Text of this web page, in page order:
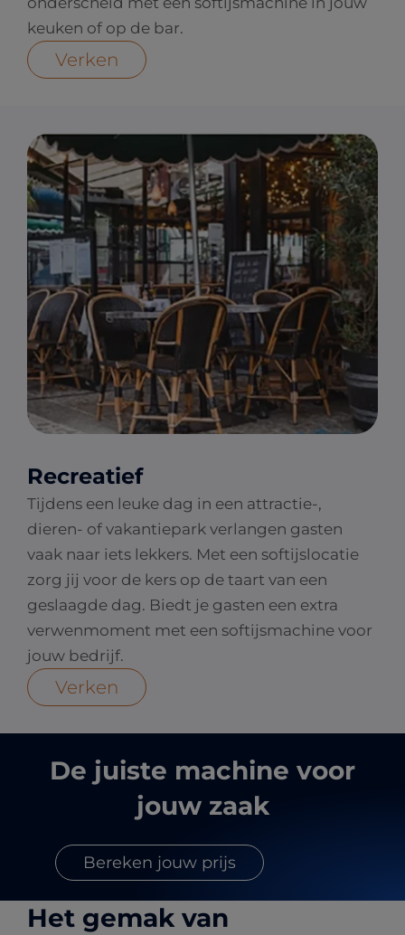
keuken of op de bar.
Verken
Recreatief
Tijdens een leuke dag in een attractie-,
dieren- of vakantiepark verlangen gasten
vaak naar iets lekkers. Met een softijslocatie
zorg jij voor de kers op de taart van een
geslaagde dag. Biedt je gasten een extra
verwenmoment met een softijsmachine voor
jouw bedrijf.
Verken
De juiste machine voor
jouw zaak
Bereken jouw prijs
Het gemak van